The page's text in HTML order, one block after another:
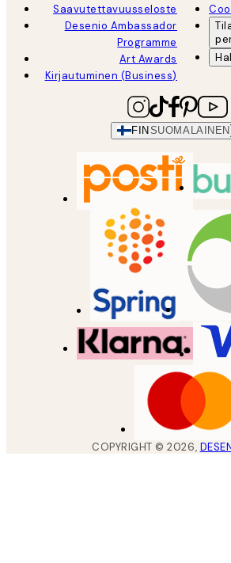
Saavutettavuusseloste
Desenio Ambassador
Programme
Art Awards
Kirjautuminen (Business)
FIN SUOMALAINEN
COPYRIGHT ©2026,